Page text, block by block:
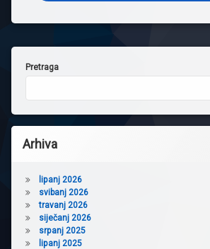
Pretraga
Arhiva
lipanj 2026
svibanj 2026
travanj 2026
siječanj 2026
srpanj 2025
lipanj 2025